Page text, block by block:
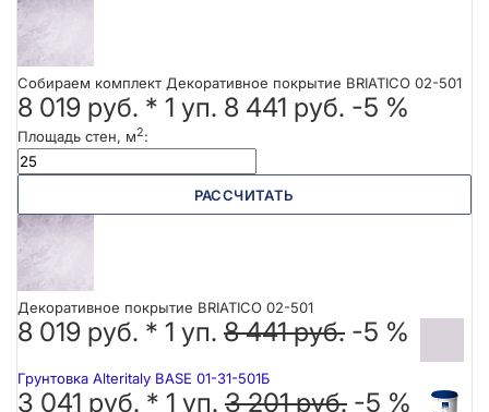
Собираем комплект Декоративное покрытие BRIATICO 02-501
8 019 руб. * 1 уп. 8 441 руб. -5 %
Площадь стен, м2:
РАССЧИТАТЬ
Декоративное покрытие BRIATICO 02-501
8 019 руб. * 1 уп. 8 441 руб. -5 %
Грунтовка Alteritaly BASE 01-31-501Б
3 041 руб. * 1 уп. 3 201 руб. -5 %